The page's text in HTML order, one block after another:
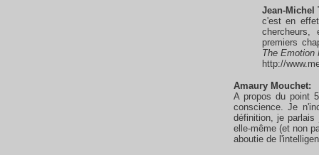
Jean-Michel
c'est en
premiers
The Emotion
http://
Amaury Mouchet:
A propos du point
conscience. Je
définition, je
elle-même (et non
aboutie de